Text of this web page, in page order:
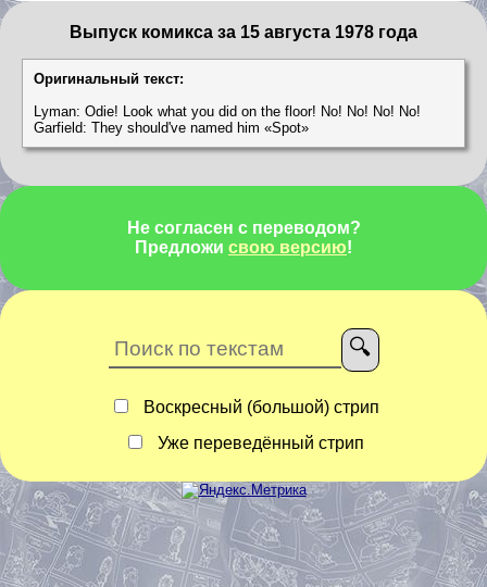
Выпуск комикса за 15 августа 1978 года
Оригинальный текст:
Lyman: Odie! Look what you did on the floor! No! No! No! No!
Garfield: They should've named him «Spot»
Не согласен с переводом?
Предложи свою версию!
Воскресный (большой) стрип
Уже переведённый стрип